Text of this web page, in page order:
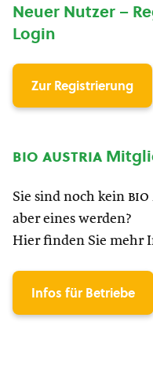
Neuer Nutzer –
Login
Zur Registrierung
bio austria
Sie sind noch kein
aber eines werden?
Hier finden Sie mehr
Infos für Betriebe